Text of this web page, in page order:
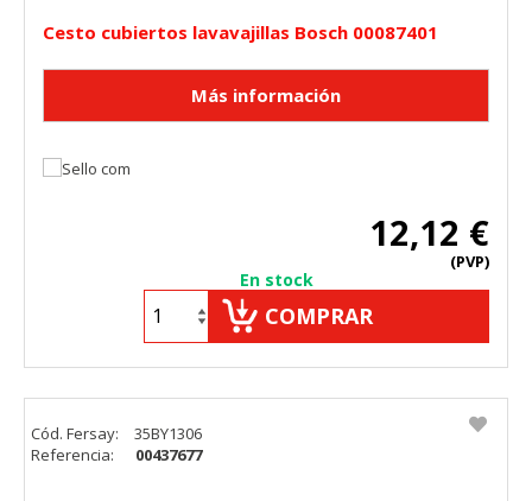
Cesto cubiertos lavavajillas Bosch 00087401
12,12 €
(PVP)
En stock
COMPRAR
Cód. Fersay:
35BY1306
Referencia:
00437677